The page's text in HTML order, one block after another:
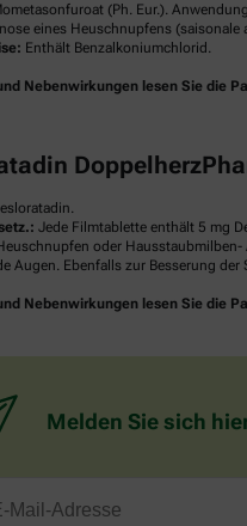
(Ph. Eur.).
eines Heuschnupfens
Enthält Benzalkoniumchlorid.
Nebenwirkungen lesen Sie die
Jede Filmtablette enthält 5 mg
oder
Augen. Ebenfalls zur Besserung
Nebenwirkungen lesen Sie die
Melden Sie sich